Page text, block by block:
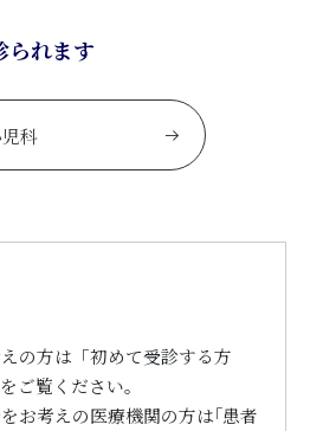
られます
科
の方は「初めて受診する方
ご覧ください。
お考えの医療機関の方は｢患者